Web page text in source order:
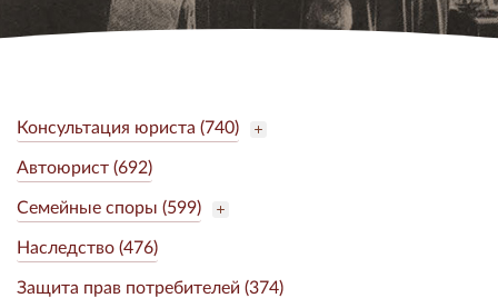
Консультация юриста (740)
Автоюрист (692)
Семейные споры (599)
Наследство (476)
Защита прав потребителей (374)